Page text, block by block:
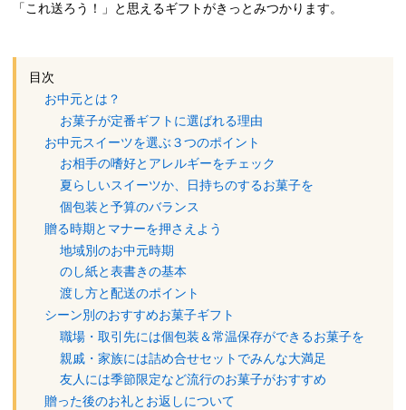
「これ送ろう！」と思えるギフトがきっとみつかります。
目次
お中元とは？
お菓子が定番ギフトに選ばれる理由
お中元スイーツを選ぶ３つのポイント
お相手の嗜好とアレルギーをチェック
夏らしいスイーツか、日持ちのするお菓子を
個包装と予算のバランス
贈る時期とマナーを押さえよう
地域別のお中元時期
のし紙と表書きの基本
渡し方と配送のポイント
シーン別のおすすめお菓子ギフト
職場・取引先には個包装＆常温保存ができるお菓子を
親戚・家族には詰め合せセットでみんな大満足
友人には季節限定など流行のお菓子がおすすめ
贈った後のお礼とお返しについて